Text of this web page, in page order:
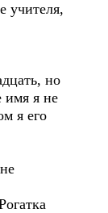
учителя,
но
имя я не
я его